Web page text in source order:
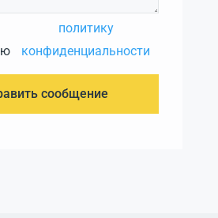
политику
конфиденциальности
сообщение